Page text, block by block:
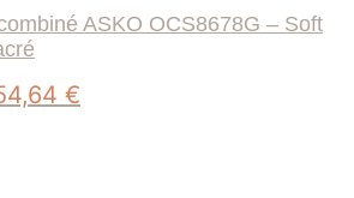
ASKO OCS8678G – Soft
€prix